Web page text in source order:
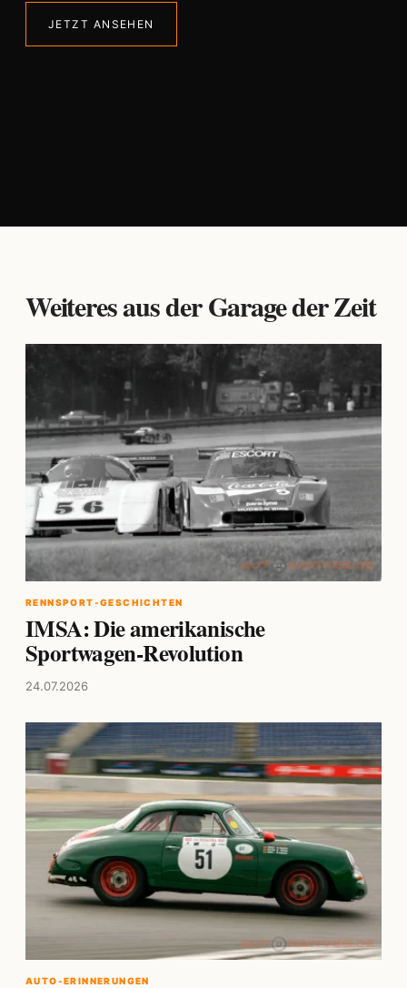
JETZT ANSEHEN
Weiteres aus der Garage der Zeit
RENNSPORT-GESCHICHTEN
IMSA: Die amerikanische
Sportwagen-Revolution
24.07.2026
AUTO-ERINNERUNGEN